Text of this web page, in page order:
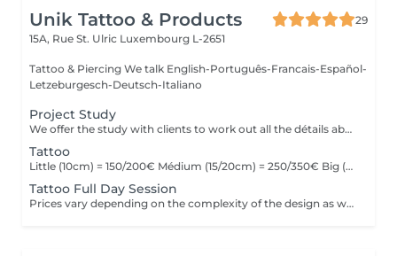
Unik Tattoo & Products
29
15A, Rue St. Ulric Luxembourg L-2651
Tattoo & Piercing We talk English-Português-Francais-Español-
Letzeburgesch-Deutsch-Italiano
Project Study
We offer the study with clients to work out all the détails about their tattoo.
Tattoo
Little (10cm) = 150/200€ Médium (15/20cm) = 250/350€ Big (25cm/+) = start at 400€ Custom quotes per project! The prices vary depending on the complexity of the design as well as the área to be tattoed!
Tattoo Full Day Session
Prices vary depending on the complexity of the design as well as the área to be tattoed.